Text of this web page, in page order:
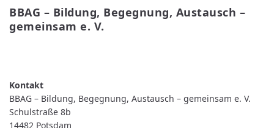
BBAG – Bildung, Begegnung, Austausch –
gemeinsam e. V.
AUSTAUSCH
BBAG – Bildung, Begegnung, Austausch – gemeinsam e. V.
Schulstraße 8b
14482 Potsdam